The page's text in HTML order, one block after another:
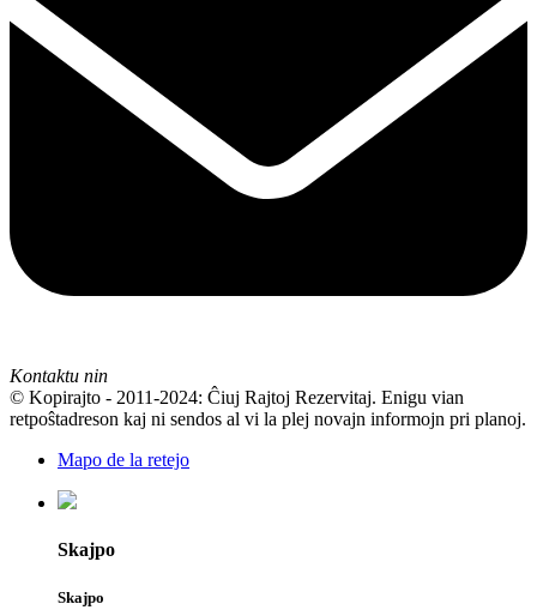
Kontaktu nin
© Kopirajto - 2011-2024: Ĉiuj Rajtoj Rezervitaj. Enigu vian
retpoŝtadreson kaj ni sendos al vi la plej novajn informojn pri planoj.
Mapo de la retejo
Skajpo
Skajpo